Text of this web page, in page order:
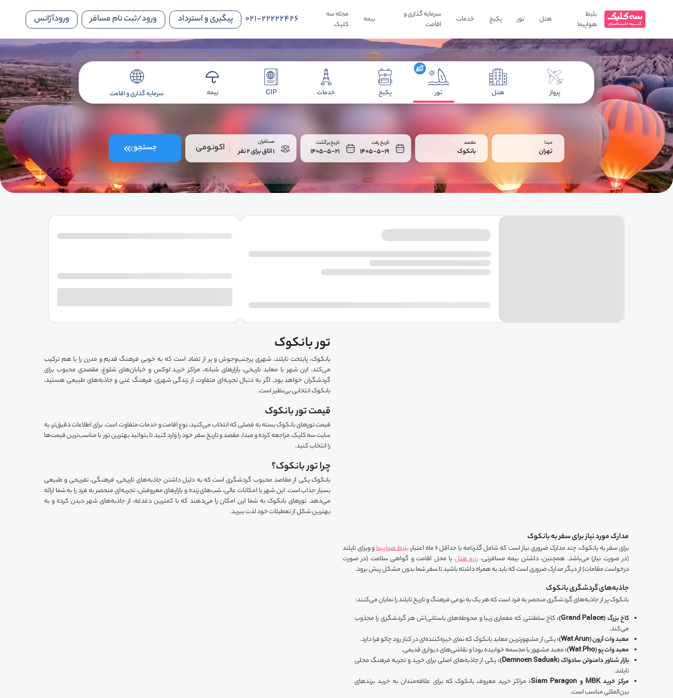
بلیط
هواپیما
هتل تور پکیج خدمات
سرمایه گذاری و
اقامت
بیمه
مجله سه
کلیک
021-22222426 پیگیری و استرداد ورود/ثبت نام مسافر ورودآژانس
پرواز هتل تور پکیج خدمات CIP بیمه سرمایه گذاری و اقامت
مبدا
تهران
مقصد
بانکوک
تاریخ رفت
1405-5-19
تاریخ برگشت
1405-5-21
مسافران
1 اتاق برای 2 نفر اکونومی جستجو
تور بانکوک
بانکوک، پایتخت تایلند، شهری پرجنب‌وجوش و پر از تضاد است که به خوبی فرهنگ قدیم و مدرن را با هم ترکیب
می‌کند. این شهر با معابد تاریخی، بازارهای شبانه، مراکز خرید لوکس و خیابان‌های شلوغ، مقصدی محبوب برای
گردشگران خواهد بود. اگر به دنبال تجربه‌ای متفاوت از زندگی شهری، فرهنگ غنی و جاذبه‌های طبیعی هستید،
بانکوک انتخابی بی‌نظیر است.
قیمت تور بانکوک
قیمت تورهای بانکوک بسته به فصلی که انتخاب می‌کنید، نوع اقامت و خدمات متفاوت است. برای اطلاعات دقیق‌تر، به
سایت‌ سه کلیک مراجعه کرده و مبدا، مقصد و تاریخ سفر خود را وارد کنید تا بتوانید بهترین تور با مناسب‌ترین قیمت‌ها
را انتخاب کنید.
چرا تور بانکوک؟
بانکوک یکی از مقاصد محبوب گردشگری است که به دلیل داشتن جاذبه‌های تاریخی، فرهنگی، تفریحی و طبیعی
بسیار جذاب است. این شهر با امکانات عالی، شب‌های زنده و بازارهای معروفش، تجربه‌ای منحصر به فرد را به شما ارائه
می‌دهد. تورهای بانکوک به شما این امکان را می‌دهند که با کمترین دغدغه، از جاذبه‌های شهر دیدن کرده و به
بهترین شکل از تعطیلات خود لذت ببرید.
مدارک مورد نیاز برای سفر به بانکوک
برای سفر به بانکوک، چند مدارک ضروری نیاز است که شامل گذرنامه با حداقل 6 ماه اعتبار، بلیط هواپیماو ویزای تایلند
(در صورت نیاز) می‌باشد. همچنین، داشتن بیمه مسافرتی، رزرو هتل یا محل اقامت و گواهی سلامت (در صورت
درخواست مقامات) از دیگر مدارک ضروری است که باید به همراه داشته باشید تا سفر شما بدون مشکل پیش برود.
جاذبه‌های گردشگری بانکوک
بانکوک پر از جاذبه‌های گردشگری منحصر به فرد است که هر یک به نوعی فرهنگ و تاریخ تایلند را نمایان می‌کنند:
کاخ بزرگ (Grand Palace):
کاخ سلطنتی که معماری زیبا و محوطه‌های باستانی‌اش هر گردشگری را مجذوب
می‌کند.
معبد وات آرون (Wat Arun):
یکی از مشهورترین معابد بانکوک که نمای خیره‌کننده‌ای در کنار رود چائو فرا دارد.
معبد وات پو (Wat Pho):
معبد مشهور با مجسمه خوابیده بودا و نقاشی‌های دیواری قدیمی.
بازار شناور دامنوئن سادواک (Damnoen Saduak):
یکی از جاذبه‌های اصلی برای خرید و تجربه فرهنگ محلی
تایلند.
مرکز خرید MBK و Siam Paragon:
مراکز خرید معروف بانکوک که برای علاقه‌مندان به خرید برندهای
بین‌المللی مناسب است.